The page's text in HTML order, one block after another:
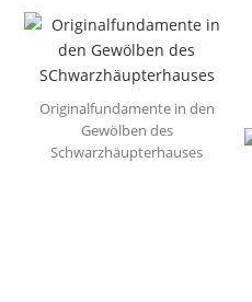
Originalfundamente in den
Gewölben des
Schwarzhäupterhauses